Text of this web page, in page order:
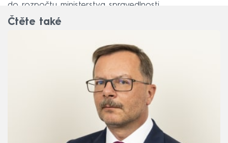
do rozpočtu ministerstva spravedlnosti
Čtěte také